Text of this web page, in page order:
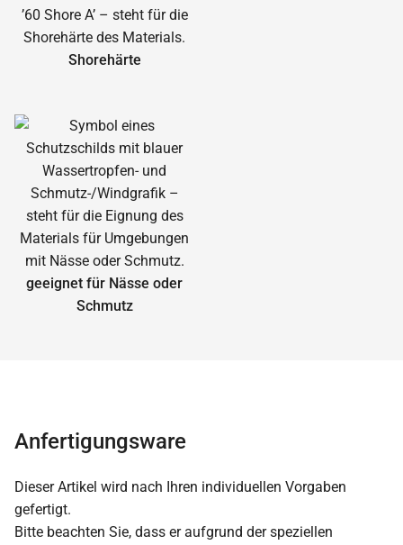
Shorehärte
geeignet für Nässe oder
Schmutz
Anfertigungsware
Dieser Artikel wird nach Ihren individuellen Vorgaben
gefertigt.
Bitte beachten Sie, dass er aufgrund der speziellen